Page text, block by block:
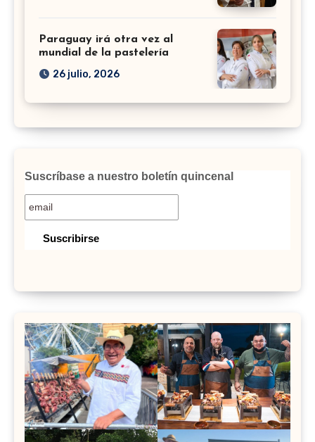
Paraguay irá otra vez al
mundial de la pastelería
26 julio, 2026
Suscríbase a nuestro boletín quincenal